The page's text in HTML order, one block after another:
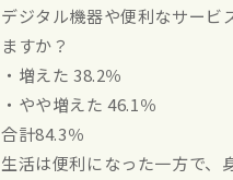
デジタル機器や便利なサービ
ますか？
・増えた 38.2％
・やや増えた 46.1％
合計84.3％
生活は便利になった一方で、